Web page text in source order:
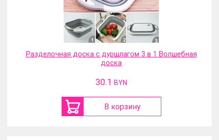
Разделочная доска с дуршлагом 3 в 1 Волшебная
доска
30.1 BYN
В корзину